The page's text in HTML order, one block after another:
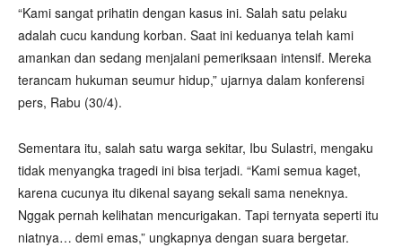
“Kami sangat prihatin dengan kasus ini. Salah satu pelaku
adalah cucu kandung korban. Saat ini keduanya telah kami
amankan dan sedang menjalani pemeriksaan intensif. Mereka
terancam hukuman seumur hidup,” ujarnya dalam konferensi
pers, Rabu (30/4).
Sementara itu, salah satu warga sekitar, Ibu Sulastri, mengaku
tidak menyangka tragedi ini bisa terjadi. “Kami semua kaget,
karena cucunya itu dikenal sayang sekali sama neneknya.
Nggak pernah kelihatan mencurigakan. Tapi ternyata seperti itu
niatnya… demi emas,” ungkapnya dengan suara bergetar.